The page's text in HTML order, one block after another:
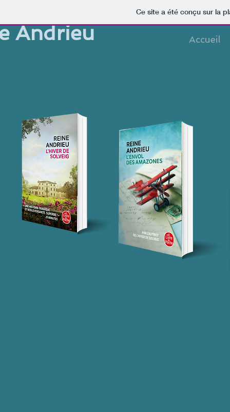
Ce site a été conçu sur la
Accueil
Andrieu